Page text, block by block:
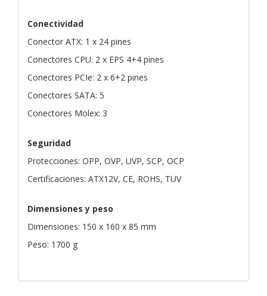
Conectividad
Conector ATX: 1 x 24 pines
Conectores CPU: 2 x EPS 4+4 pines
Conectores PCIe: 2 x 6+2 pines
Conectores SATA: 5
Conectores Molex: 3
Seguridad
Protecciones: OPP, OVP, UVP, SCP, OCP
Certificaciones: ATX12V, CE, ROHS, TUV
Dimensiones y peso
Dimensiones: 150 x 160 x 85 mm
Peso: 1700 g